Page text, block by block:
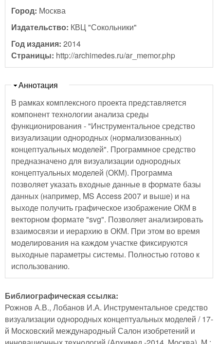
Город: Москва
Издательство: КВЦ "Сокольники"
Год издания: 2014
Страницы: http://archimedes.ru/ar_memor.php
Скрыть
Аннотация
В рамках комплексного проекта представляется
компонент технологии анализа среды
функционирования - "Инструментальное средство
визуализации однородных (нормализованных)
концептуальных моделей". Программное средство
предназначено для визуализации однородных
концептуальных моделей (ОКМ). Программа
позволяет указать входные данные в формате базы
данных (например, MS Access 2007 и выше) и на
выходе получить графическое изображение ОКМ в
векторном формате "svg". Позволяет анализировать
взаимосвязи и иерархию в ОКМ. При этом во время
моделирования на каждом участке фиксируются
выходные параметры системы. Полностью готово к
использованию.
Библиографическая ссылка:
Рожнов А.В., Лобанов И.А. Инструментальное средство
визуализации однородных концептуальных моделей / 17-
й Московский международный Салон изобретений и